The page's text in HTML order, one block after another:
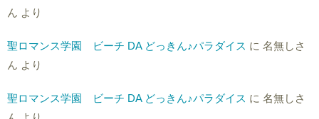
ん より
聖ロマンス学園 ビーチ DA どっきん♪パラダイス に 名無しさ
ん より
聖ロマンス学園 ビーチ DA どっきん♪パラダイス に 名無しさ